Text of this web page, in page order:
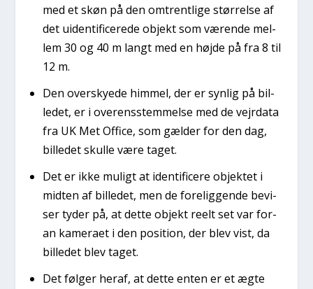
med et skøn på den omtrent­li­ge stør­rel­se af
det uiden­ti­fi­ce­re­de objekt som væren­de mel­
lem 30 og 40 m langt med en høj­de på fra 8 til
12 m.
Den over­sky­e­de him­mel, der er syn­lig på bil­
le­det, er i over­ens­stem­mel­se med de vej­r­da­ta
fra UK Met Offi­ce, som gæl­der for den dag,
bil­le­det skul­le være taget.
Det er ikke muligt at iden­ti­fi­ce­re objek­tet i
mid­ten af bil­le­det, men de fore­lig­gen­de bevi­
ser tyder på, at det­te objekt reelt set var for­
an kame­ra­et i den posi­tion, der blev vist, da
bil­le­det blev taget.
Det føl­ger her­af, at det­te enten er et ægte